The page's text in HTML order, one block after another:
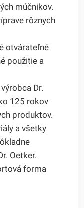
múčnikov.
rôznych
otvárateľné
použitie a
Dr.
125 rokov
produktov.
a všetky
Oetker.
forma